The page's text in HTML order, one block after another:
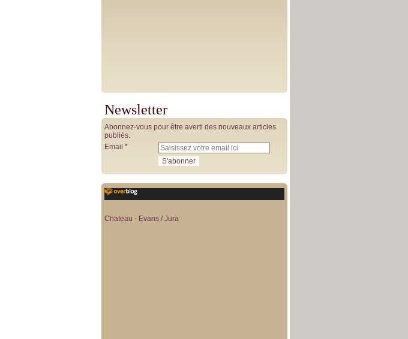
Newsletter
Abonnez-vous pour être averti des nouveaux articles
publiés.
Email
Chateau - Evans / Jura